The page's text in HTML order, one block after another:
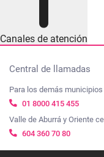
Canales de atención
Central de llamadas
Para los demás
01 8000 415 455
Valle de Aburrá y Oriente
604 360 70 80